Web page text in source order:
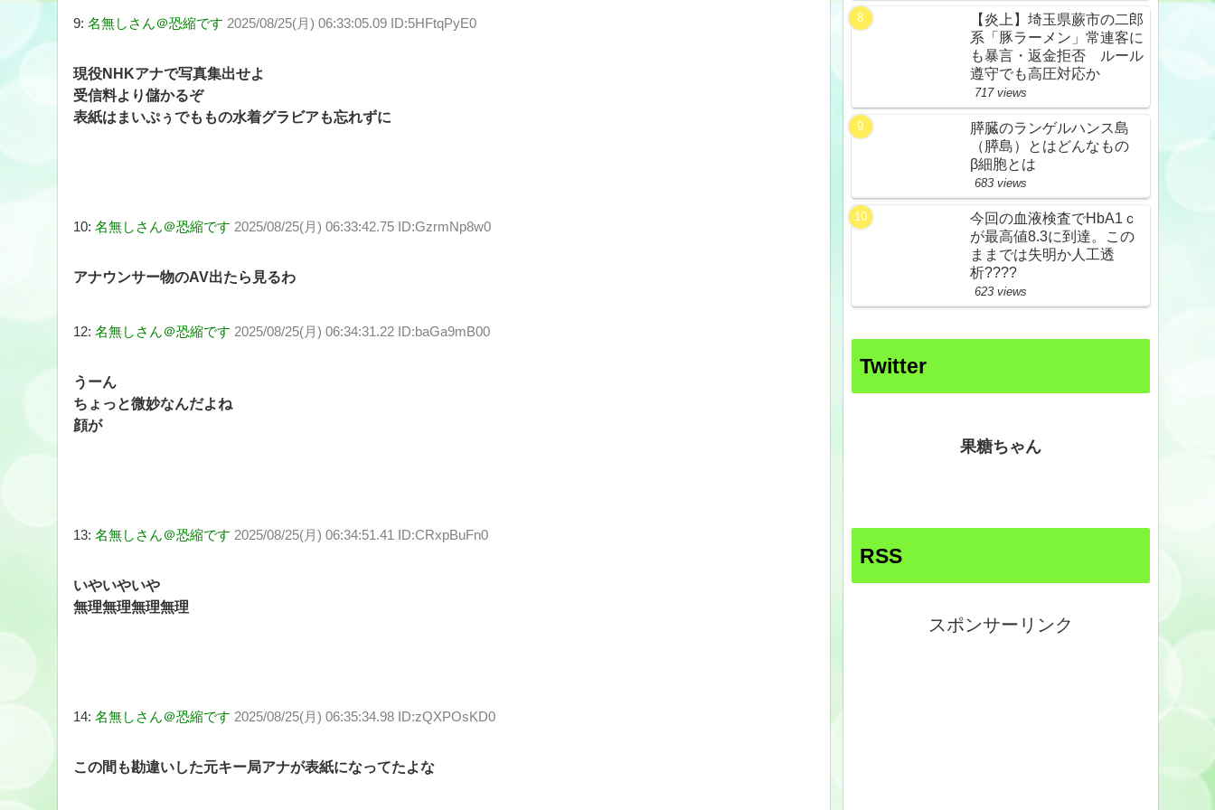
9: 名無しさん＠恐縮です 2025/08/25(月) 06:33:05.09 ID:5HFtqPyE0
現役NHKアナで写真集出せよ
受信料より儲かるぞ
表紙はまいぷぅでももの水着グラビアも忘れずに
10: 名無しさん＠恐縮です 2025/08/25(月) 06:33:42.75 ID:GzrmNp8w0
アナウンサー物のAV出たら見るわ
12: 名無しさん＠恐縮です 2025/08/25(月) 06:34:31.22 ID:baGa9mB00
うーん
ちょっと微妙なんだよね
顔が
13: 名無しさん＠恐縮です 2025/08/25(月) 06:34:51.41 ID:CRxpBuFn0
いやいやいや
無理無理無理無理
14: 名無しさん＠恐縮です 2025/08/25(月) 06:35:34.98 ID:zQXPOsKD0
この間も勘違いした元キー局アナが表紙になってたよな
【炎上】埼玉県蕨市の二郎
系「豚ラーメン」常連客に
も暴言・返金拒否 ルール
遵守でも高圧対応か
717 views
膵臓のランゲルハンス島
（膵島）とはどんなもの
β細胞とは
683 views
今回の血液検査でHbA1ｃ
が最高値8.3に到達。この
ままでは失明か人工透
析????
623 views
Twitter
果糖ちゃん
RSS
スポンサーリンク